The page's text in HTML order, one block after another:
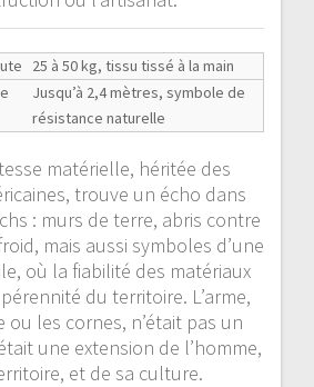
25 à 50 kg, tissu tissé à la main
Jusqu’à 2,4 mètres, symbole de
résistance naturelle
matérielle, héritée des
trouve un écho dans
: murs de terre, abris contre
mais aussi symboles d’une
où la fiabilité des matériaux
du territoire. L’arme,
ou les cornes, n’était pas un
une extension de l’homme,
et de sa culture.